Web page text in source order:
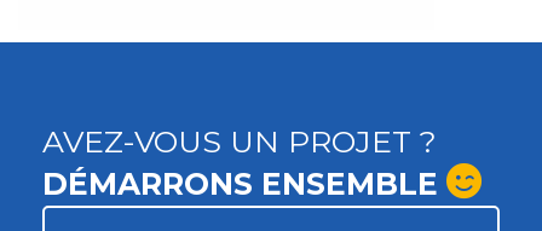
AVEZ-VOUS UN PROJET ?
DÉMARRONS ENSEMBLE